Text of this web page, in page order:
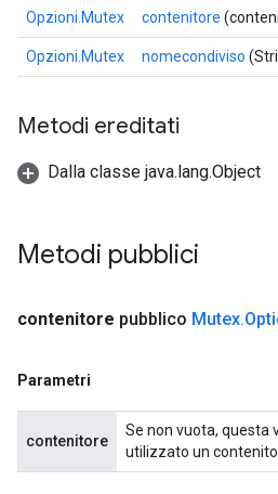
Opzioni.Mutex contenitore
Opzioni.Mutex nomecondiviso
Metodi ereditati
Dalla classe java.lang.Object
Metodi pubblici
contenitore pubblico Mutex.
Parametri
contenitore
Se non vuota, questa
utilizzato un